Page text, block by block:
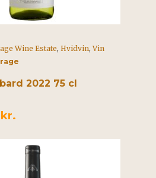
Wine Estate, Hvidvin,Vin
Colombard 2022 75 cl
kr.